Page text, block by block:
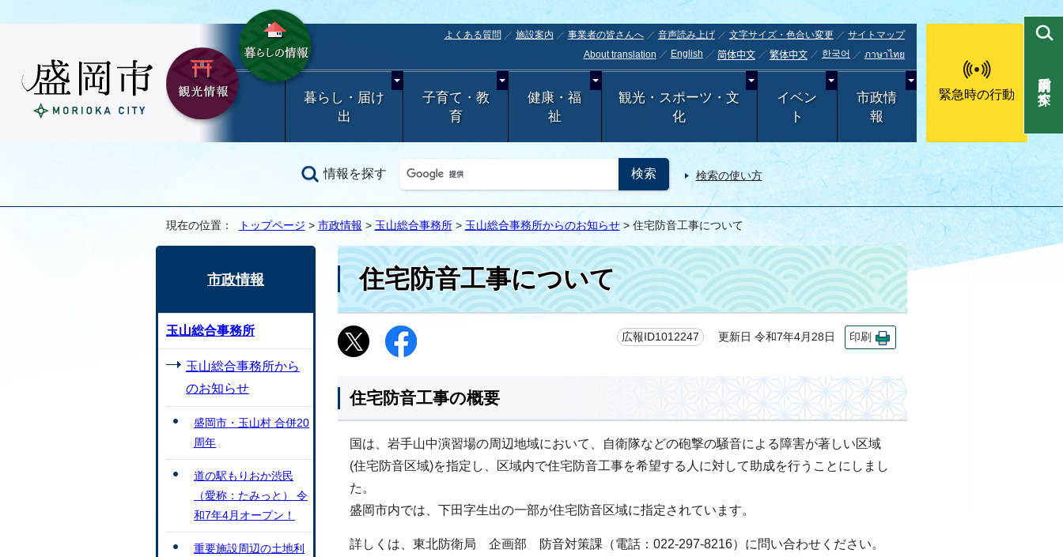
よくある質問 施設案内 事業者の皆さんへ 音声読み上げ 文字サイズ・色合い変更
サイトマップ
About translation
English 简体中文 繁体中文 한국어 ภาษาไทย
暮らし・届け
出
子育て・教
育
健康・福
祉
観光・スポーツ・文
化
イベン
ト
市政情
報
緊急時の行動
情報を探す 検索の使い方
目的別で探す
現在の位置： トップページ > 市政情報 > 玉山総合事務所> 玉山総合事務所からのお知らせ> 住宅防音工事について
住宅防音工事について
広報ID1012247 更新日 令和7年4月28日 印刷
住宅防音工事の概要
国は、岩手山中演習場の周辺地域において、自衛隊などの砲撃の騒音による障害が著しい区域
(住宅防音区域)を指定し、区域内で住宅防音工事を希望する人に対して助成を行うことにしまし
た。
盛岡市内では、下田字生出の一部が住宅防音区域に指定されています。
詳しくは、東北防衛局 企画部 防音対策課（電話：022-297-8216）に問い合わせください。
市政情報
玉山総合事務所
玉山総合事務所から
のお知らせ
盛岡市・玉山村 合併20
周年
道の駅もりおか渋民
（愛称：たみっと） 令
和7年4月オープン！
重要施設周辺の土地利